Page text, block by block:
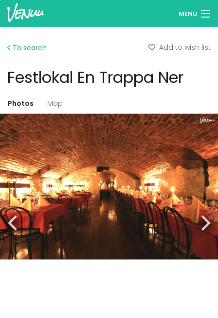
MENU
Log in
Add your venue
To search Add to wish list
Festlokal En Trappa Ner
Photos Map